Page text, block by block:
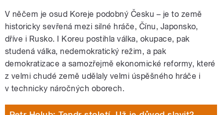
V něčem je osud Koreje podobný Česku – je to země
historicky sevřená mezi silné hráče, Čínu, Japonsko,
dříve i Rusko. I Koreu postihla válka, okupace, pak
studená válka, nedemokratický režim, a pak
demokratizace a samozřejmě ekonomické reformy, které
z velmi chudé země udělaly velmi úspěšného hráče i
v technicky náročných oborech.